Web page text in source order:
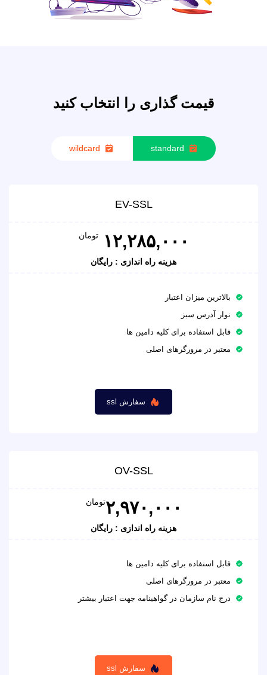
قیمت گذاری را انتخاب کنید
standard
wildcard
EV-SSL
۱۲,۲۸۵,۰۰۰ تومان
هزینه راه اندازی : رایگان
بالاترین میزان اعتبار
نوار آدرس سبز
قابل استفاده برای کلیه دامین ها
معتبر در مرورگرهای اصلی
سفارش ssl
OV-SSL
۲,۹۷۰,۰۰۰تومان
هزینه راه اندازی : رایگان
قابل استفاده برای کلیه دامین ها
معتبر در مرورگرهای اصلی
درج نام سازمان در گواهینامه جهت اعتبار بیشتر
سفارش ssl